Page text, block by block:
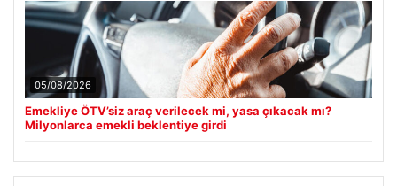
05/08/2026
Emekliye ÖTV’siz araç verilecek mi, yasa çıkacak mı?
Milyonlarca emekli beklentiye girdi